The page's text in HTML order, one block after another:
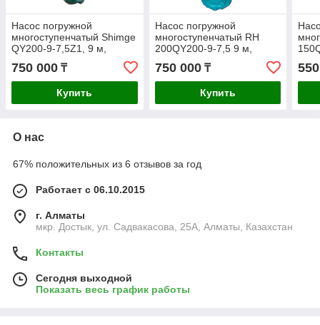
Насос погружной
многоступенчатый Shimge
QY200-9-7,5Z1, 9 м,
750 000 ₸
Купить
Насос погружной
многоступенчатый RH
200QY200-9-7,5 9 м,
750 000₸
Купить
О нас
67% положительных из 6 отзывов за год
Работает с 06.10.2015
г. Алматы
мкр. Достык, ул. Садвакасова, 25А, Алматы, Казахстан
Контакты
Сегодня выходной
Показать весь график работы